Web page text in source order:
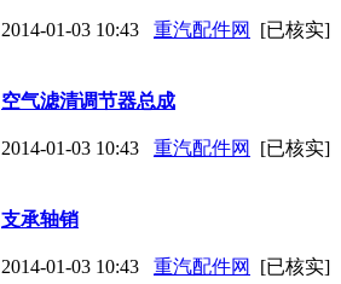
2014-01-03 10:43 重汽配件网 [已核实]
空气滤清调节器总成
2014-01-03 10:43 重汽配件网 [已核实]
支承轴销
2014-01-03 10:43 重汽配件网 [已核实]